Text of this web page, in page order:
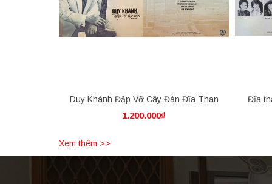
Duy Khánh Đập Vỡ Cây Đàn Đĩa Than
1.200.000₫
Đĩa
Xem thêm >>